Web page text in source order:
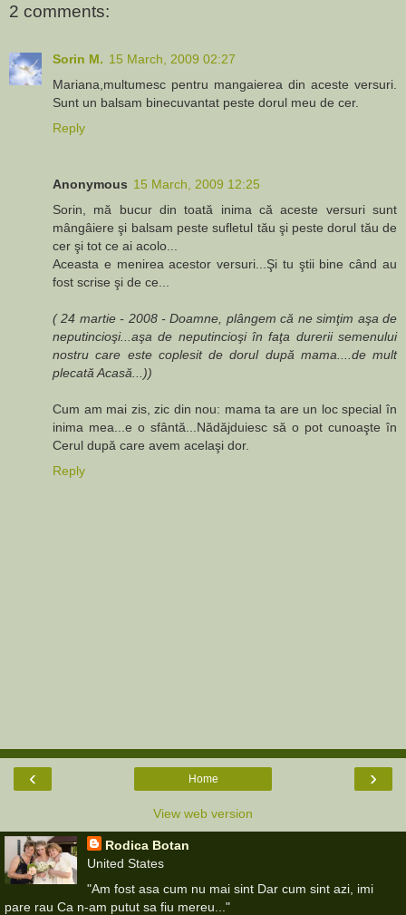
2 comments:
Sorin M. 15 March, 2009 02:27
Mariana,multumesc pentru mangaierea din aceste versuri.
Sunt un balsam binecuvantat peste dorul meu de cer.
Reply
Anonymous 15 March, 2009 12:25
Sorin, mă bucur din toată inima că aceste versuri sunt
mângâiere şi balsam peste sufletul tău şi peste dorul tău de
cer şi tot ce ai acolo...
Aceasta e menirea acestor versuri...Şi tu ştii bine când au
fost scrise şi de ce...
( 24 martie - 2008 - Doamne, plângem că ne simţim aşa de
neputincioşi...aşa de neputincioşi în faţa durerii semenului
nostru care este coplesit de dorul după mama....de mult
plecată Acasă...))
Cum am mai zis, zic din nou: mama ta are un loc special în
inima mea...e o sfântă...Nădăjduiesc să o pot cunoaşte în
Cerul după care avem acelaşi dor.
Reply
‹ ›
Home
View web version
Rodica Botan
United States
"Am fost asa cum nu mai sint Dar cum sint azi, imi
pare rau Ca n-am putut sa fiu mereu..."